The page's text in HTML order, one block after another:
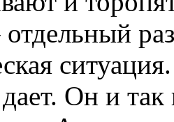
Он и